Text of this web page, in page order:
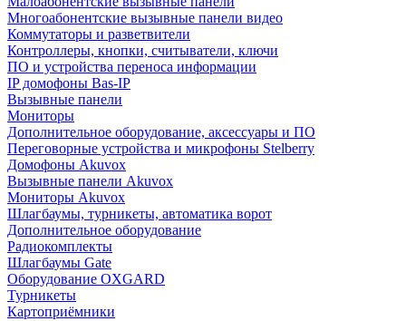
Многоабонентские вызывные панели видео
Коммутаторы и разветвители
Контроллеры, кнопки, считыватели, ключи
ПО и устройства переноса информации
IP домофоны Bas-IP
Вызывные панели
Мониторы
Дополнительное оборудование, аксессуары и ПО
Переговорные устройства и микрофоны Stelberry
Домофоны Akuvox
Вызывные панели Akuvox
Мониторы Akuvox
Шлагбаумы, турникеты, автоматика ворот
Дополнительное оборудование
Радиокомплекты
Шлагбаумы Gate
Оборудование OXGARD
Турникеты
Картоприёмники